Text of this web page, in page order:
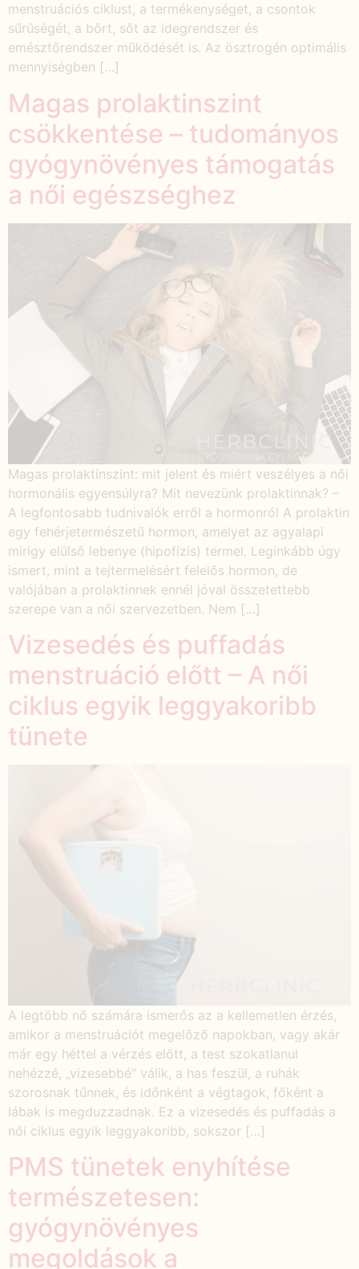
menstruációs ciklust, a termékenységet, a csontok
sűrűségét, a bőrt, sőt az idegrendszer és
emésztőrendszer működését is. Az ösztrogén optimális
mennyiségben […]
Magas prolaktinszint
csökkentése – tudományos
gyógynövényes támogatás
a női egészséghez
Magas prolaktinszint: mit jelent és miért veszélyes a női
hormonális egyensúlyra? Mit nevezünk prolaktinnak? –
A legfontosabb tudnivalók erről a hormonról A prolaktin
egy fehérjetermészetű hormon, amelyet az agyalapi
mirigy elülső lebenye (hipofízis) termel. Leginkább úgy
ismert, mint a tejtermelésért felelős hormon, de
valójában a prolaktinnek ennél jóval összetettebb
szerepe van a női szervezetben. Nem […]
Vizesedés és puffadás
menstruáció előtt – A női
ciklus egyik leggyakoribb
tünete
A legtöbb nő számára ismerős az a kellemetlen érzés,
amikor a menstruációt megelőző napokban, vagy akár
már egy héttel a vérzés előtt, a test szokatlanul
nehézzé, „vizesebbé” válik, a has feszül, a ruhák
szorosnak tűnnek, és időnként a végtagok, főként a
lábak is megduzzadnak. Ez a vizesedés és puffadás a
női ciklus egyik leggyakoribb, sokszor […]
PMS tünetek enyhítése
természetesen:
gyógynövényes
megoldások a